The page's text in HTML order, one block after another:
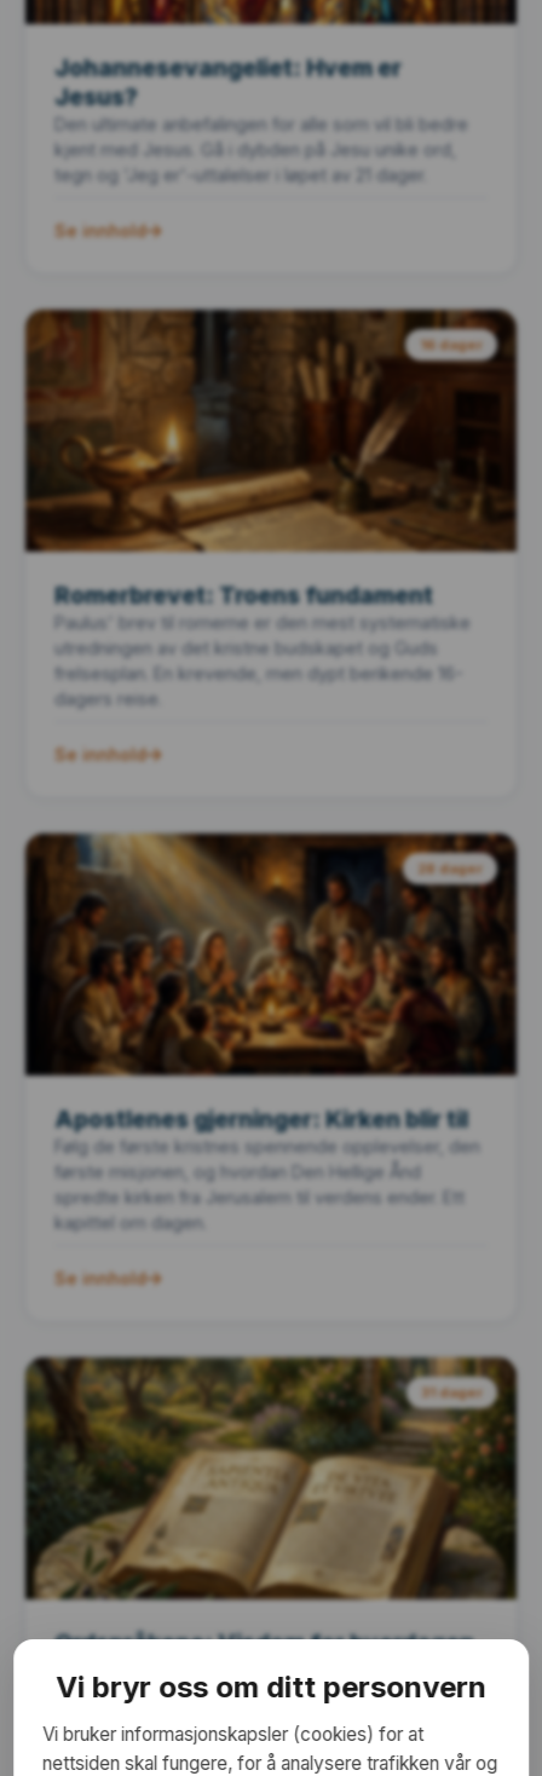
Johannesevangeliet: Hvem er
Jesus?
Den ultimate anbefalingen for alle som vil bli bedre
kjent med Jesus. Gå i dybden på Jesu unike ord,
tegn og 'Jeg er'-uttalelser i løpet av 21 dager.
Se innhold
16 dager
Romerbrevet: Troens fundament
Paulus' brev til romerne er den mest systematiske
utredningen av det kristne budskapet og Guds
frelsesplan. En krevende, men dypt berikende 16-
dagers reise.
Se innhold
28 dager
Apostlenes gjerninger: Kirken blir til
Følg de første kristnes spennende opplevelser, den
første misjonen, og hvordan Den Hellige Ånd
spredte kirken fra Jerusalem til verdens ender. Ett
kapittel om dagen.
Se innhold
31 dager
Ordspråkene: Visdom for hverdagen
boken perfekt for en månedlig leseplan. Spekket
med praktisk visdom om lederskap, tale, integritet
og relasjoner.
Vi bryr oss om ditt personvern
Vi bruker informasjonskapsler (cookies) for at
nettsiden skal fungere, for å analysere trafikken vår og